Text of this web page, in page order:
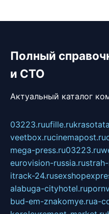
Полный
и СТО
Актуальный каталог
03223.ruufille.ru
veetbox.rucinemapost.ru
mega-press.ru03223.ru
eurovision-russia.ru
itrack-24.ru
alabuga-cityhotel.ru
bud-em-znakomye.rua-